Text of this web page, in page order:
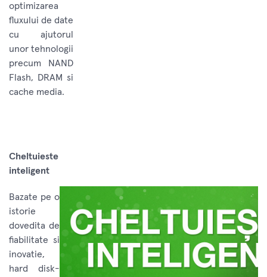
optimizarea
fluxului de date
cu ajutorul
unor tehnologii
precum NAND
Flash, DRAM si
cache media.
Cheltuieste
inteligent
Bazate pe o
istorie
dovedita de
fiabilitate si
inovatie,
hard disk-